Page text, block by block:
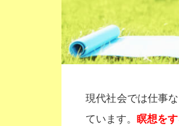
現代社会では仕事
ています。 瞑想を